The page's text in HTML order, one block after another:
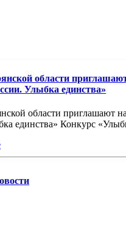
области
Улыбка единства»
области приглашают
единства» Конкурс